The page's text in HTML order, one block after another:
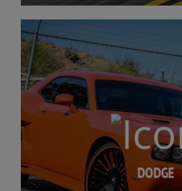
DODGE